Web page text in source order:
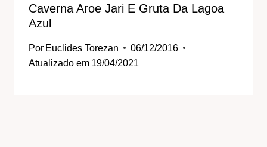
Caverna Aroe Jari E Gruta Da Lagoa
Azul
Por Euclides Torezan
06/12/2016
Atualizado em 19/04/2021